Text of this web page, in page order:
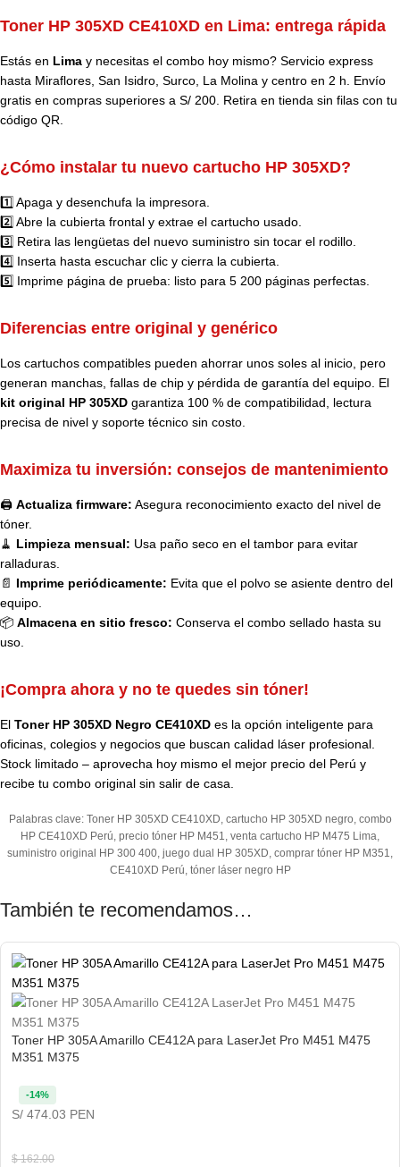
Toner HP 305XD CE410XD en Lima: entrega rápida
Estás en Lima y necesitas el combo hoy mismo? Servicio express
hasta Miraflores, San Isidro, Surco, La Molina y centro en 2 h. Envío
gratis en compras superiores a S/ 200. Retira en tienda sin filas con tu
código QR.
¿Cómo instalar tu nuevo cartucho HP 305XD?
1️⃣ Apaga y desenchufa la impresora.
2️⃣ Abre la cubierta frontal y extrae el cartucho usado.
3️⃣ Retira las lengüetas del nuevo suministro sin tocar el rodillo.
4️⃣ Inserta hasta escuchar clic y cierra la cubierta.
5️⃣ Imprime página de prueba: listo para 5 200 páginas perfectas.
Diferencias entre original y genérico
Los cartuchos compatibles pueden ahorrar unos soles al inicio, pero
generan manchas, fallas de chip y pérdida de garantía del equipo. El
kit original HP 305XD garantiza 100 % de compatibilidad, lectura
precisa de nivel y soporte técnico sin costo.
Maximiza tu inversión: consejos de mantenimiento
🖨️ Actualiza firmware: Asegura reconocimiento exacto del nivel de
tóner.
🧹 Limpieza mensual: Usa paño seco en el tambor para evitar
ralladuras.
📄 Imprime periódicamente: Evita que el polvo se asiente dentro del
equipo.
📦 Almacena en sitio fresco: Conserva el combo sellado hasta su
uso.
¡Compra ahora y no te quedes sin tóner!
El Toner HP 305XD Negro CE410XD es la opción inteligente para
oficinas, colegios y negocios que buscan calidad láser profesional.
Stock limitado – aprovecha hoy mismo el mejor precio del Perú y
recibe tu combo original sin salir de casa.
Palabras clave: Toner HP 305XD CE410XD, cartucho HP 305XD negro, combo
HP CE410XD Perú, precio tóner HP M451, venta cartucho HP M475 Lima,
suministro original HP 300 400, juego dual HP 305XD, comprar tóner HP M351,
CE410XD Perú, tóner láser negro HP
También te recomendamos…
Toner HP 305A Amarillo CE412A para LaserJet Pro M451 M475
M351 M375
$162.00
-14%
S/ 474.03 PEN